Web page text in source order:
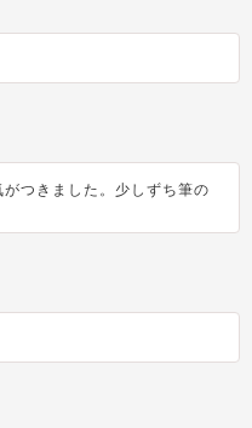
つきました。少しずち筆の